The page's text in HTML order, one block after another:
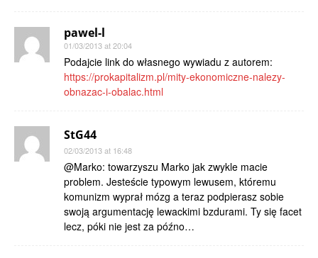
pawel-l
01/03/2013 at 20:04
Podajcie link do własnego wywiadu z autorem:
https://prokapitalizm.pl/mity-ekonomiczne-nalezy-
obnazac-i-obalac.html
StG44
02/03/2013 at 16:48
@Marko: towarzyszu Marko jak zwykle macie
problem. Jesteście typowym lewusem, któremu
komunizm wyprał mózg a teraz podpierasz sobie
swoją argumentację lewackimi bzdurami. Ty się facet
lecz, póki nie jest za późno…